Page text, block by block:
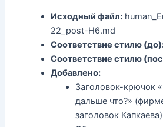
Исходный файл:
22_post-H6.md
Соответствие стилю
Соответствие стилю
Добавлено:
Заголовок-крючок
дальше что?»
заголовок Капкаева)